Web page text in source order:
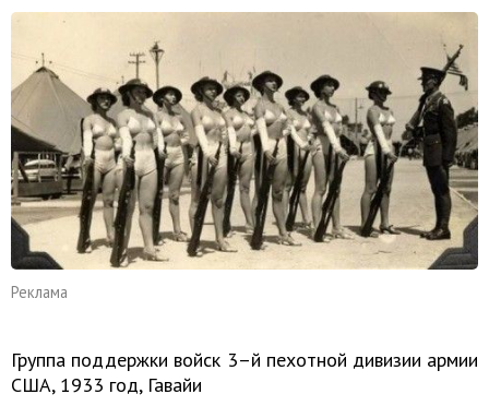
Реклама
Группа поддержки войск 3–й пехотной дивизии армии
США, 1933 год, Гавайи